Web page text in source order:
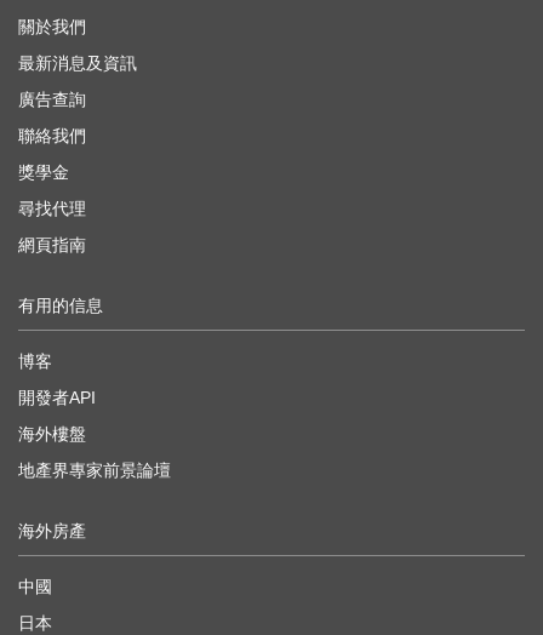
關於我們
最新消息及資訊
廣告查詢
聯絡我們
獎學金
尋找代理
網頁指南
有用的信息
博客
開發者API
海外樓盤
地產界專家前景論壇
海外房產
中國
日本